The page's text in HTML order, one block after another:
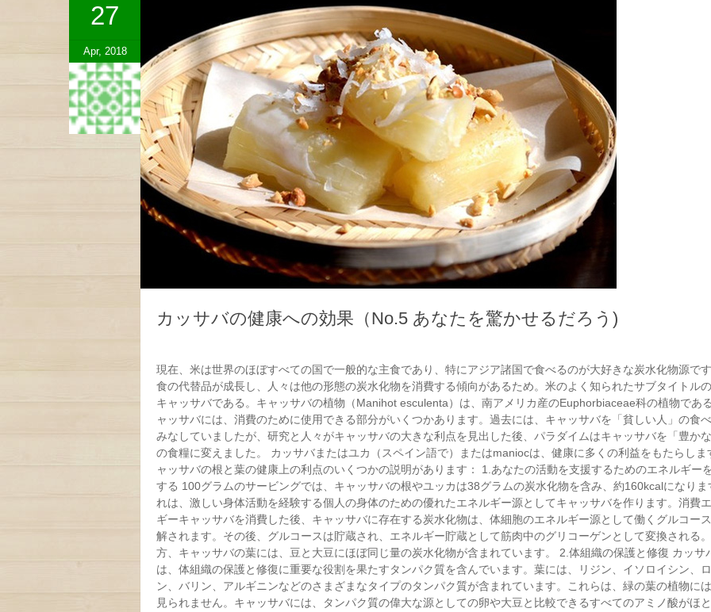
27
Apr, 2018
カッサバの健康への効果（No.5 あなたを驚かせるだろう)
現在、米は世界のほぼすべての国で一般的な主食であり、特にアジア諸国で食べるのが大好きな炭水化物源で
食の代替品が成長し、人々は他の形態の炭水化物を消費する傾向があるため。米のよく知られたサブタイトル
キャッサバである。キャッサバの植物（Manihot esculenta）は、南アメリカ産のEuphorbiaceae科の植物であ
ャッサバには、消費のために使用できる部分がいくつかあります。過去には、キャッサバを「貧しい人」の食
みなしていましたが、研究と人々がキャッサバの大きな利点を見出した後、パラダイムはキャッサバを「豊か
の食糧に変えました。 カッサバまたはユカ（スペイン語で）またはmaniocは、健康に多くの利益をもたらしま
ャッサバの根と葉の健康上の利点のいくつかの説明があります： 1.あなたの活動を支援するためのエネルギー
する 100グラムのサービングでは、キャッサバの根やユッカは38グラムの炭水化物を含み、約160kcalになりま
れは、激しい身体活動を経験する個人の身体のための優れたエネルギー源としてキャッサバを作ります。消費
ギーキャッサバを消費した後、キャッサバに存在する炭水化物は、体細胞のエネルギー源として働くグルコー
解されます。その後、グルコースは貯蔵され、エネルギー貯蔵として筋肉中のグリコーゲンとして変換される
方、キャッサバの葉には、豆と大豆にほぼ同じ量の炭水化物が含まれています。 2.体組織の保護と修復 カッサ
は、体組織の保護と修復に重要な役割を果たすタンパク質を含んでいます。葉には、リジン、イソロイシン、
ン、バリン、アルギニンなどのさまざまなタイプのタンパク質が含まれています。これらは、緑の葉の植物に
見られません。キャッサバには、タンパク質の偉大な源としての卵や大豆と比較できるすべてのアミノ酸がほ